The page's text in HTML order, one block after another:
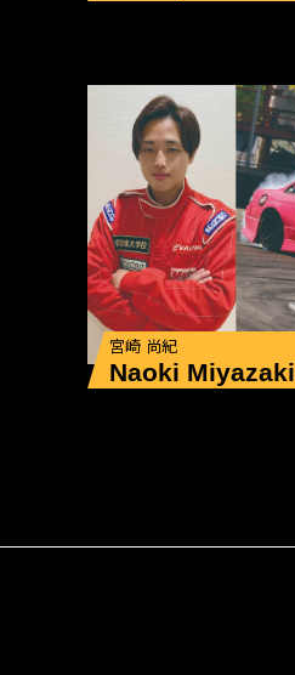
宮崎 尚紀
Naoki Miyazaki